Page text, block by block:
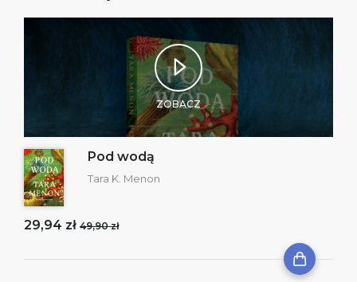
ZOBACZ
Pod wodą
Tara K. Menon
29,94 zł 49,90 zł